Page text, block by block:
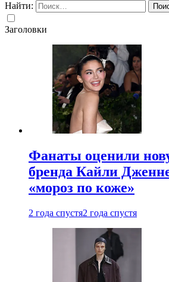
Найти:
Заголовки
Фанаты оценили
бренда Кайли
«мороз по коже»
2 года спустя2 года спустя